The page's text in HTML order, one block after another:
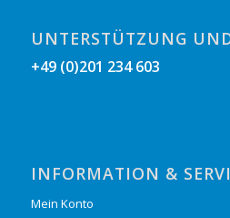
UNTERSTÜTZUNG
+49 (0)201 234 603
INFORMATION &
Mein Konto